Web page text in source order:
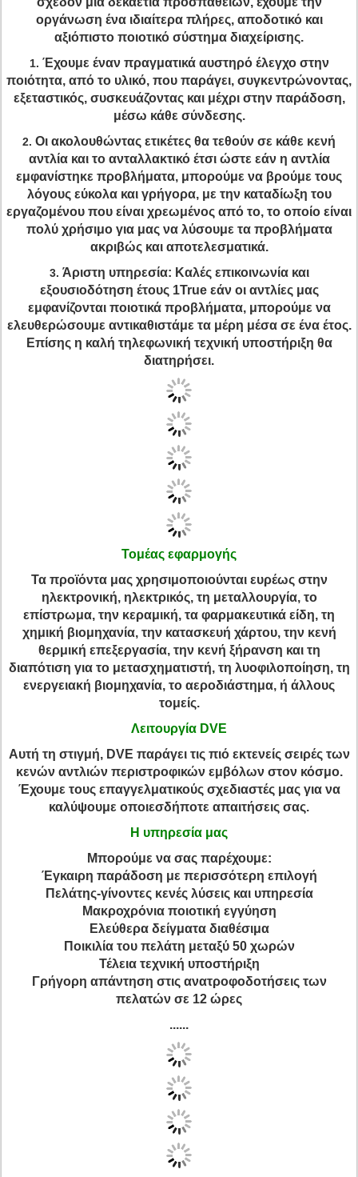
οργάνωση ένα ιδιαίτερα πλήρες, αποδοτικό και
αξιόπιστο ποιοτικό σύστημα διαχείρισης.
1. Έχουμε έναν πραγματικά αυστηρό έλεγχο στην
ποιότητα, από το υλικό, που παράγει, συγκεντρώνοντας,
εξεταστικός, συσκευάζοντας και μέχρι στην παράδοση,
μέσω κάθε σύνδεσης.
2. Οι ακολουθώντας ετικέτες θα τεθούν σε κάθε κενή
αντλία και το ανταλλακτικό έτσι ώστε εάν η αντλία
εμφανίστηκε προβλήματα, μπορούμε να βρούμε τους
λόγους εύκολα και γρήγορα, με την καταδίωξη του
εργαζομένου που είναι χρεωμένος από το, το οποίο είναι
πολύ χρήσιμο για μας να λύσουμε τα προβλήματα
ακριβώς και αποτελεσματικά.
3. Άριστη υπηρεσία: Καλές επικοινωνία και
εξουσιοδότηση έτους 1True εάν οι αντλίες μας
εμφανίζονται ποιοτικά προβλήματα, μπορούμε να
ελευθερώσουμε αντικαθιστάμε τα μέρη μέσα σε ένα έτος.
Επίσης η καλή τηλεφωνική τεχνική υποστήριξη θα
διατηρήσει.
Τομέας εφαρμογής
Τα προϊόντα μας χρησιμοποιούνται ευρέως στην
ηλεκτρονική, ηλεκτρικός, τη μεταλλουργία, το
επίστρωμα, την κεραμική, τα φαρμακευτικά είδη, τη
χημική βιομηχανία, την κατασκευή χάρτου, την κενή
θερμική επεξεργασία, την κενή ξήρανση και τη
διαπότιση για το μετασχηματιστή, τη λυοφιλοποίηση, τη
ενεργειακή βιομηχανία, το αεροδιάστημα, ή άλλους
τομείς.
Λειτουργία DVE
Αυτή τη στιγμή, DVE παράγει τις πιό εκτενείς σειρές των
κενών αντλιών περιστροφικών εμβόλων στον κόσμο.
Έχουμε τους επαγγελματικούς σχεδιαστές μας για να
καλύψουμε οποιεσδήποτε απαιτήσεις σας.
Η υπηρεσία μας
Μπορούμε να σας παρέχουμε:
Έγκαιρη παράδοση με περισσότερη επιλογή
Πελάτης-γίνοντες κενές λύσεις και υπηρεσία
Μακροχρόνια ποιοτική εγγύηση
Ελεύθερα δείγματα διαθέσιμα
Ποικιλία του πελάτη μεταξύ 50 χωρών
Τέλεια τεχνική υποστήριξη
Γρήγορη απάντηση στις ανατροφοδοτήσεις των
πελατών σε 12 ώρες
......